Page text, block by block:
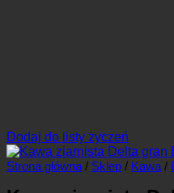
Dodaj do listy życzeń
Strona główna / Sklep / Kawa /